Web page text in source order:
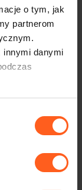
o tym, jak
partnerom
innymi danymi